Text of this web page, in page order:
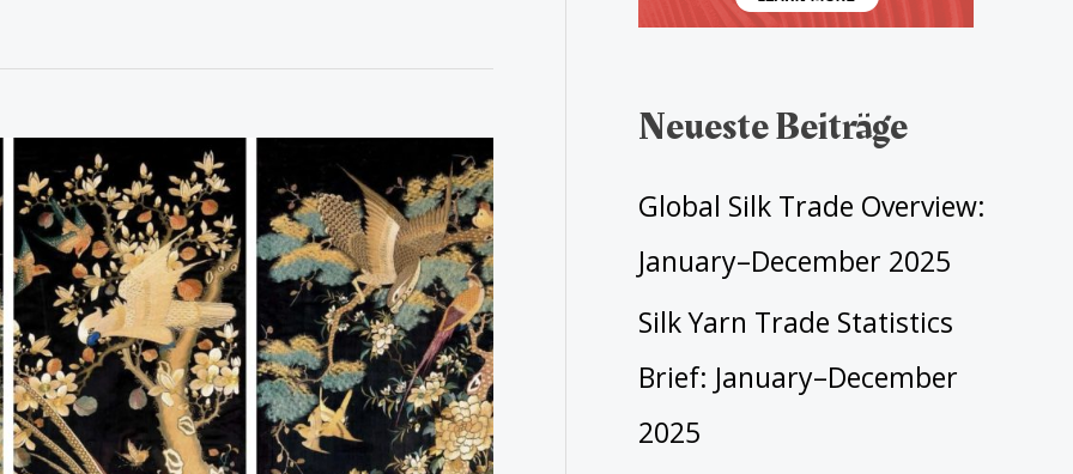
Neueste Beiträge
Global Silk Trade Overview:
January–December 2025
Silk Yarn Trade Statistics
Brief: January–December
2025